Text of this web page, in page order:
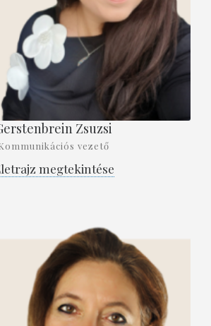
Zsuzsi
vezető
megtekintése